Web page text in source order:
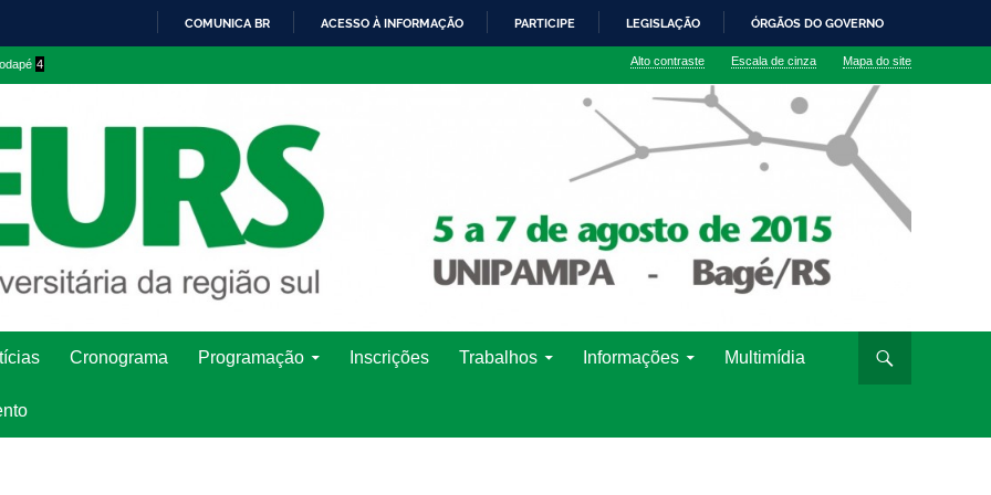
O
COMUNICA BR ACESSO À INFORMAÇÃO PARTICIPE LEGISLAÇÃO ÓRGÃOS DO GOVERNO
4 Alto contraste Escala de cinza Mapa do site
Cronograma Programação Inscrições Trabalhos Informações Multimídia